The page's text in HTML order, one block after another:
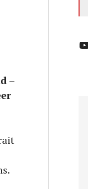
–
YouTube